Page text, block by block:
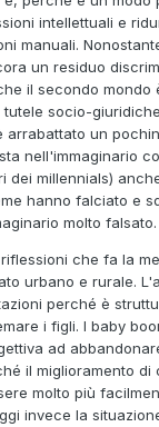
intellettuali e
manuali.
un residuo
il secondo mondo
socio-
arrabattato un
nell'immaginario
dei millennials)
hanno falciato e
molto falsato.
che fa la
urbano e rurale.
perché è
i figli. I baby
ad
il miglioramento di
molto più
invece la